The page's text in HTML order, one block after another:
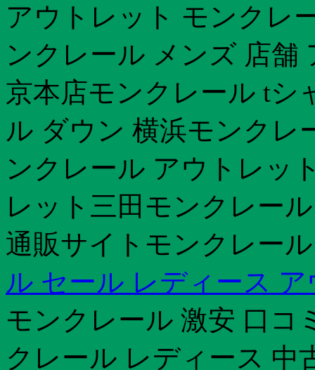
アウトレット モンクレ
ンクレール メンズ 店舗
京本店モンクレール tシ
ル ダウン 横浜モンクレ
ンクレール アウトレッ
レット三田モンクレー
通販サイトモンクレー
ル セール レディース
モンクレール 激安 口コ
クレール レディース 中